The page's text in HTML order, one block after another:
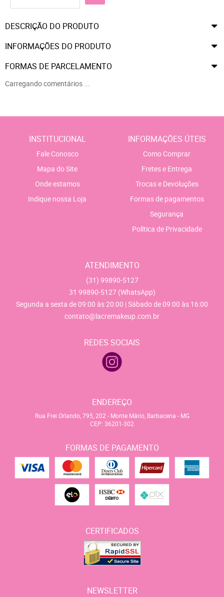
DESCRIÇÃO DO PRODUTO
INFORMAÇÕES DO PRODUTO
FORMAS DE PARCELAMENTO
Carregando comentários ...
INSTITUCIONAL
Fale Conosco
Mapa do Site
Onde estamos
Indique nossa Loja
INFORMAÇÕES ÚTEIS
Como Comprar
Fretes e Entrega
Trocas e Devoluções
Formas de pagamentos
Segurança
Política de Privacidade
ATENDIMENTO
(31) 99890-5127
31 99890-5127 (WhatsApp)
Segunda a sexta de 09:00 às 20:00 | Sábado de 09:00 às 16:00
contato@lacremakeup.com.br
REDES SOCIAIS
ENDEREÇO
Rua Frei Orlando, 795, 202 - Monte Mário, Barbacena - MG
CEP: 36201-302
FORMAS DE PAGAMENTO
CERTIFICADOS
NEWSLETTER